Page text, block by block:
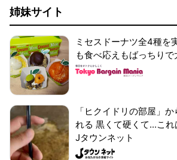
姉妹サイト
ミセスドーナツ全4種を
も食べ応えもばっちりで
「ヒクイドリの部屋」
れる 黒くて硬くて...これ
Jタウンネット